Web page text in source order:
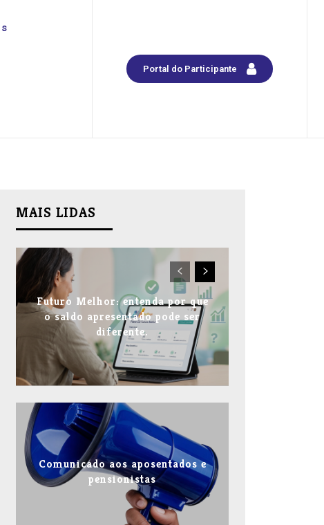
Portal do Participante
MAIS LIDAS
Futuro Melhor: entenda por que
o saldo apresentado pode ser
diferente.
Comunicado aos aposentados e
pensionistas